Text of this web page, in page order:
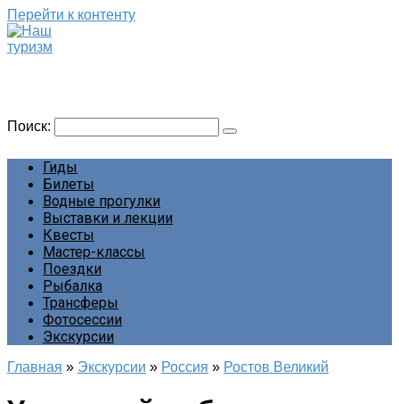
Перейти к контенту
Поиск:
Гиды
Билеты
Водные прогулки
Выставки и лекции
Квесты
Мастер-классы
Поездки
Рыбалка
Трансферы
Фотосессии
Экскурсии
Главная » Экскурсии » Россия » Ростов Великий